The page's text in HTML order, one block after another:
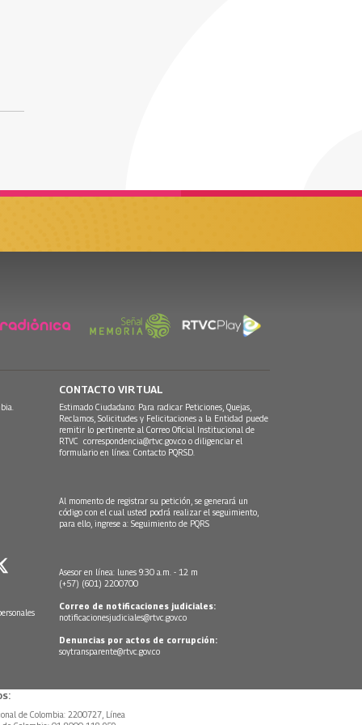
CONTACTO VIRTUAL
Estimado Ciudadano: Para radicar Peticiones, Quejas,
Reclamos, Solicitudes y Felicitaciones a la Entidad puede
remitir lo pertinente al Correo Oficial Institucional de
RTVC correspondencia@rtvc.gov.co o diligenciar el
formulario en línea: Contacto PQRSD.
Al momento de registrar su petición, se generará un
código con el cual usted podrá realizar el seguimiento,
para ello, ingrese a: Seguimiento de PQRS
Asesor en línea: lunes 9:30 a.m. - 12 m
(+57) (601) 2200700
Correo de notificaciones judiciales:
notificacionesjudiciales@rtvc.gov.co
Denuncias por actos de corrupción:
soytransparente@rtvc.gov.co
de Colombia: 2200727, Línea